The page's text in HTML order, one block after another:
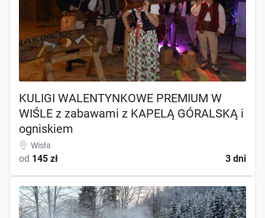
KULIGI WALENTYNKOWE PREMIUM W
WIŚLE z zabawami z KAPELĄ GÓRALSKĄ i
ogniskiem
Wisła
od 145 zł 3 dni